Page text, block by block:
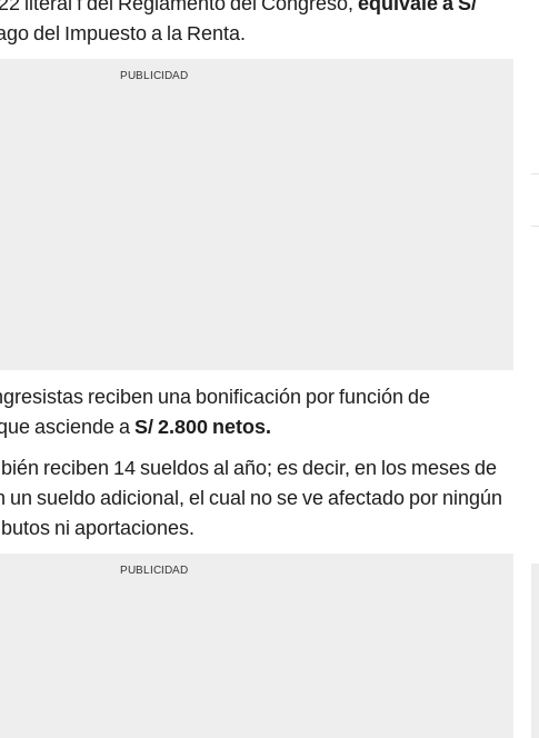
del Impuesto a la Renta.
reciben una bonificación por función de
asciende a S/ 2.800 netos.
reciben 14 sueldos al año; es decir, en los meses de
un sueldo adicional, el cual no se ve afectado por ningún
ni aportaciones.